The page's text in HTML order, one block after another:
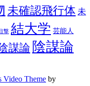
未確認飛行体 未
撃 結大学 芸能人
謀論 陰謀論
Video Theme by